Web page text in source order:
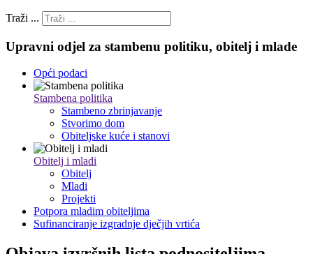
Traži ...
Upravni odjel za stambenu politiku, obitelj i mlade
Opći podaci
Stambena politika
Stambeno zbrinjavanje
Stvorimo dom
Obiteljske kuće i stanovi
Obitelj i mladi
Obitelj
Mladi
Projekti
Potpora mladim obiteljima
Sufinanciranje izgradnje dječjih vrtića